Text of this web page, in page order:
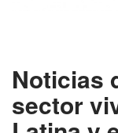
Noticias
sector